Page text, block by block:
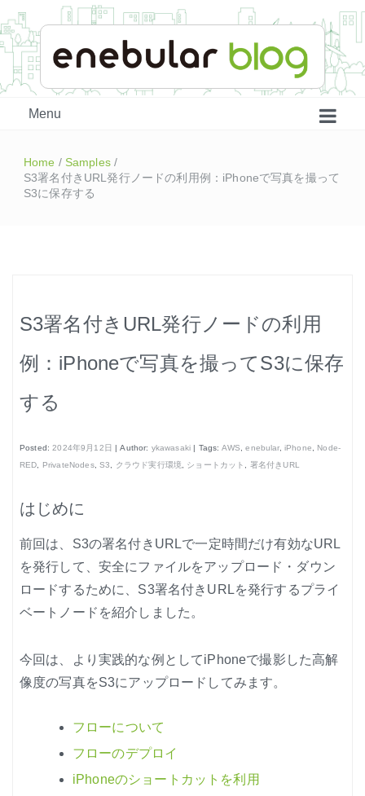
enebular 公式 技術ブログ
Menu
はじめよう、enebular (2)
はじめよう、enebular (3)
はじめよう、enebular (4)
ノーコードで地図アプリ制作を体験
Node-REDの基本的な使い方
エージェント実行環境
機能紹介
Home / Samples /
S3署名付きURL発行ノードの利用例：iPhoneで写真を撮って
S3に保存する
S3署名付きURL発行ノードの利用
例：iPhoneで写真を撮ってS3に保存
する
Posted:2024年9月12日 | Author: ykawasaki | Tags: AWS,enebular, iPhone, Node-
RED, PrivateNodes,S3, クラウド実行環境, ショートカット , 署名付きURL
はじめに
前回は、S3の署名付きURLで一定時間だけ有効なURL
を発行して、安全にファイルをアップロード・ダウン
ロードするために、S3署名付きURLを発行するプライ
ベートノードを紹介しました。
今回は、より実践的な例としてiPhoneで撮影した高解
像度の写真をS3にアップロードしてみます。
フローについて
フローのデプロイ
iPhoneのショートカットを利用